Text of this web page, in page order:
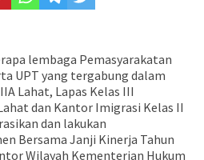
lembaga Pemasyarakatan
UPT yang tergabung dalam
Lahat, Lapas Kelas III
dan Kantor Imigrasi Kelas II
dan lakukan
Bersama Janji Kinerja Tahun
Wilayah Kementerian Hukum